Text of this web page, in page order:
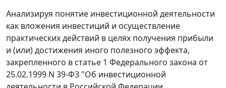
Анализируя понятие инвестиционной деятельности
как вложения инвестиций и осуществление
практических действий в целях получения прибыли
и (или) достижения иного полезного эффекта,
закрепленного в статье 1 Федерального закона от
25.02.1999 N 39-ФЗ "Об инвестиционной